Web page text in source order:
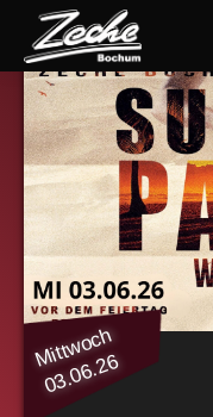
Mittwoch
03.06.26